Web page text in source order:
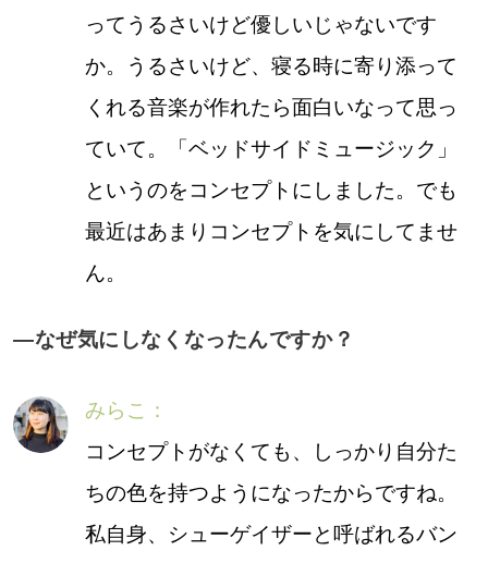
ってうるさいけど優しいじゃないです
か。うるさいけど、寝る時に寄り添って
くれる音楽が作れたら面白いなって思っ
ていて。「ベッドサイドミュージック」
というのをコンセプトにしました。でも
最近はあまりコンセプトを気にしてませ
ん。
―なぜ気にしなくなったんですか？
みらこ：
コンセプトがなくても、しっかり自分た
ちの色を持つようになったからですね。
私自身、シューゲイザーと呼ばれるバン